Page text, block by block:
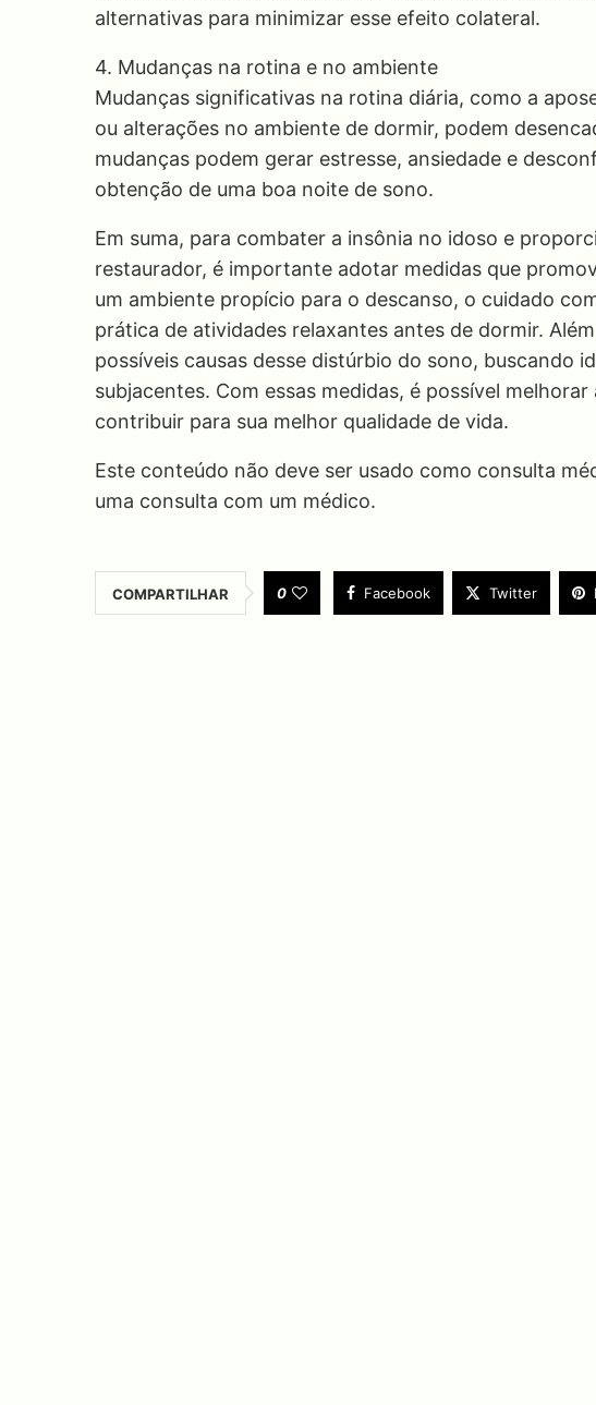
alternativas para minimizar esse efeito colateral.
4. Mudanças na rotina e no ambiente
Mudanças significativas na rotina diária, como a
ou alterações no ambiente de dormir, podem
mudanças podem gerar estresse, ansiedade e
obtenção de uma boa noite de sono.
Em suma, para combater a insônia no idoso e
restaurador, é importante adotar medidas que
um ambiente propício para o descanso, o cuidado
prática de atividades relaxantes antes de dormir.
possíveis causas desse distúrbio do sono, buscando
subjacentes. Com essas medidas, é possível
contribuir para sua melhor qualidade de vida.
Este conteúdo não deve ser usado como consulta
uma consulta com um médico.
COMPARTILHAR 0 Facebook Twitter